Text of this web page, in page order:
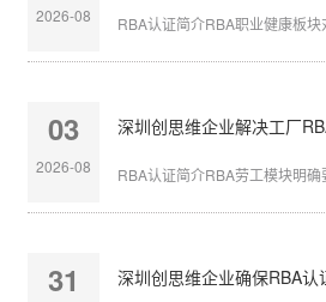
2026-08 RBA认证简介RBA职业健康板块
03
2026-08 RBA认证简介RBA劳工模块明确
31